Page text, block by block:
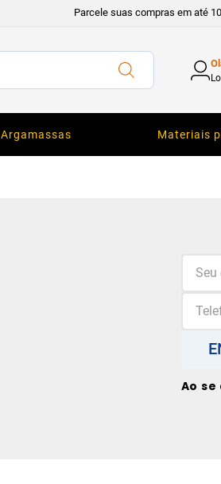
Parcele suas compras em até
Argamassas Materiais
Ao